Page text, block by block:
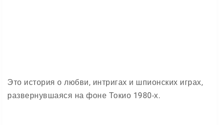
Это история о любви, интригах и шпионских играх,
развернувшаяся на фоне Токио 1980-х.